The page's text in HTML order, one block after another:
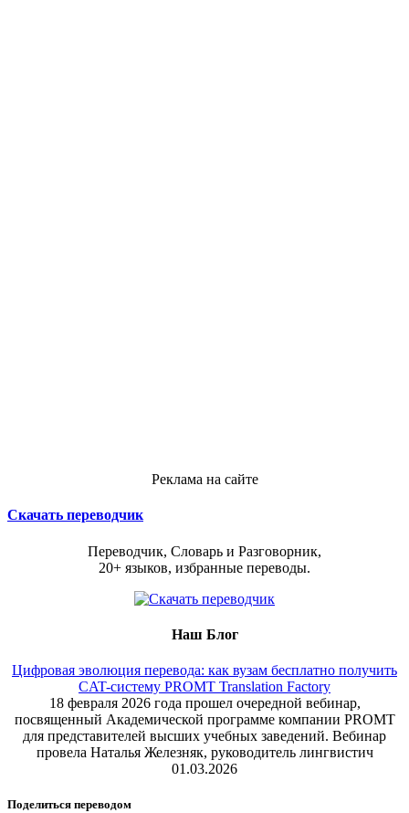
Реклама на сайте
Скачать переводчик
Переводчик, Словарь и Разговорник,
20+ языков, избранные переводы.
Наш Блог
Цифровая эволюция перевода: как вузам бесплатно получить
CAT-систему PROMT Translation Factory
18 февраля 2026 года прошел очередной вебинар,
посвященный Академической программе компании PROMT
для представителей высших учебных заведений. Вебинар
провела Наталья Железняк, руководитель лингвистич
01.03.2026
Поделиться переводом